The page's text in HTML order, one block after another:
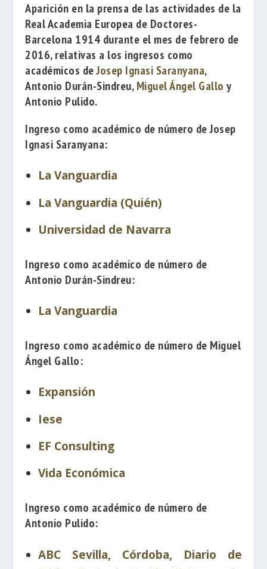
Aparición en la prensa de las actividades de la
Real Academia Europea de Doctores-
Barcelona 1914 durante el mes de febrero de
2016, relativas a los ingresos como
académicos deJosep Ignasi Saranyana,
Antonio Durán-Sindreu,Miguel Ángel Gallo y
Antonio Pulido.
Ingreso como académico de número deJosep
Ignasi Saranyana:
La Vanguardia
La Vanguardia (Quién)
Universidad de Navarra
Ingreso como académico de número de
Antonio Durán-Sindreu:
La Vanguardia
Ingreso como académico de número de Miguel
Ángel Gallo:
Expansión
Iese
EF Consulting
Vida Económica
Ingreso como académico de número de
Antonio Pulido:
ABC Sevilla, Córdoba, Diario de